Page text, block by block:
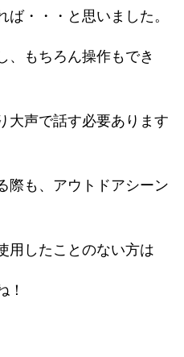
・・・と思いました。
、もちろん操作もでき
大声で話す必要あります
際も、アウトドアシーン
用したことのない方は
！